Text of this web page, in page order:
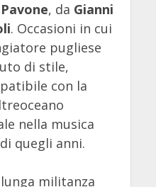
, da Gianni
. Occasioni in cui
pugliese
di stile,
con la
nella musica
quegli anni.
militanza